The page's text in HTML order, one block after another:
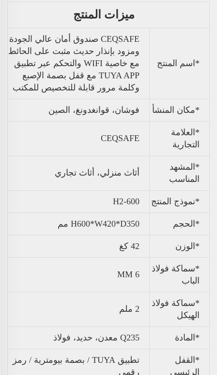
ميزات المنتج
*اسم المنتج
CEQSAFE صندوق أمان عالي الجودة
ومزود بإنذار حديث مثبت على الحائط
مع خاصية WIFI والتحكم عبر تطبيق
TUYA APP مع قفل بصمة الإصبع
وكلمة مرور قابلة للتخصيص للمكتب
*مكان المنشأ فوشان، قوانغدونغ، الصين
*العلامة
التجارية
CEQSAFE
*المشهد
المناسب
أثاث منزلي، أثاث تجاري
*نموذج المنتج H2-600
*الحجم H600*W420*D350 مم
* الوزن 42 كغ
*سماكة فولاذ
الباب
6 MM
*سماكة فولاذ
الهيكل
2 ملم
*المادة Q235 معدن، حديد، فولاذ
*القفل
الرئيسي
تطبيق TUYA / بصمة بيومترية / رمز
رقمي